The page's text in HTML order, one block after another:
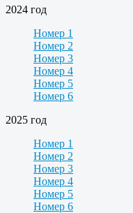
2024 год
Номер 1
Номер 2
Номер 3
Номер 4
Номер 5
Номер 6
2025 год
Номер 1
Номер 2
Номер 3
Номер 4
Номер 5
Номер 6